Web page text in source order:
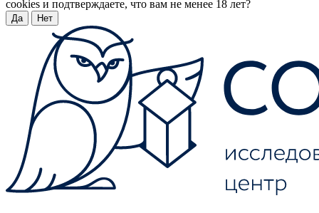
cookies и подтверждаете, что вам не менее 18 лет?
Да Нет